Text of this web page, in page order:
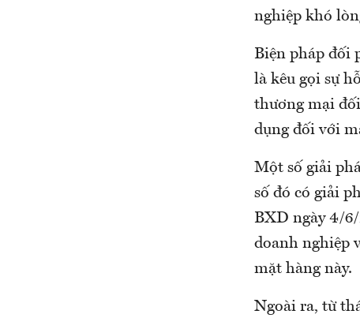
nghiệp khó
Biện pháp đối
là kêu gọi sự
thương mại
dụng đối với
Một số giải
số đó có giải
BXD ngày 4/6/
doanh nghiệp
mặt hàng này.
Ngoài ra, từ